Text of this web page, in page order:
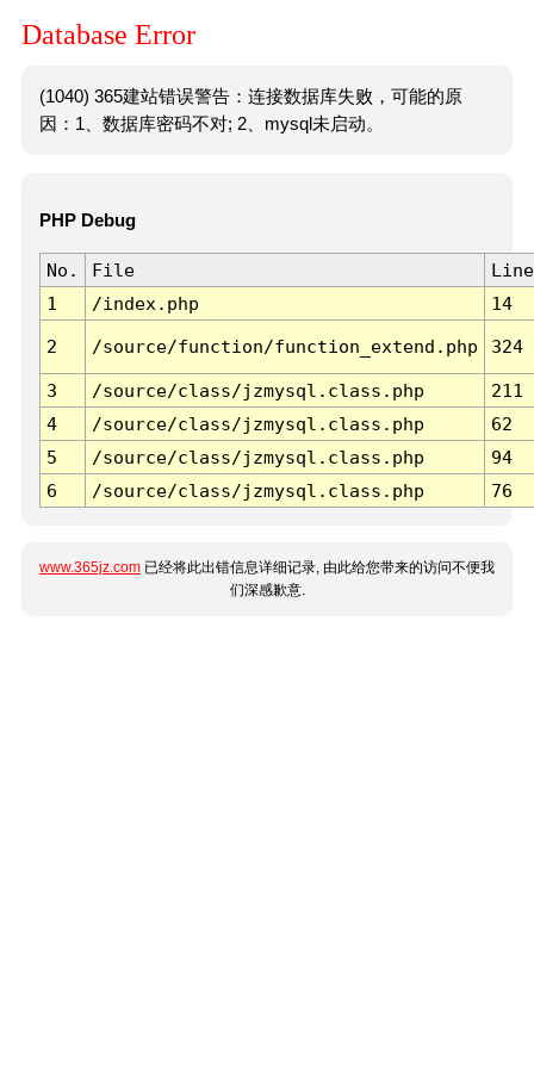
Database Error
(1040) 365建站错误警告：连接数据库失败，可能的原
因：1、数据库密码不对; 2、mysql未启动。
PHP Debug
No. File
Line
1
/index.php 14
2 /source/function/function_extend.php 324
3 /source/class/jzmysql.class.php
211
4
/source/class/jzmysql.class.php
62
5
/source/class/jzmysql.class.php
94
6
/source/class/jzmysql.class.php 76
www.365jz.com 已经将此出错信息详细记录, 由此给您带来的访问不便我
们深感歉意.